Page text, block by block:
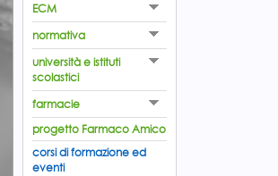
ECM
normativa
università e istituti
scolastici
farmacie
progetto Farmaco Amico
corsi di formazione ed
eventi